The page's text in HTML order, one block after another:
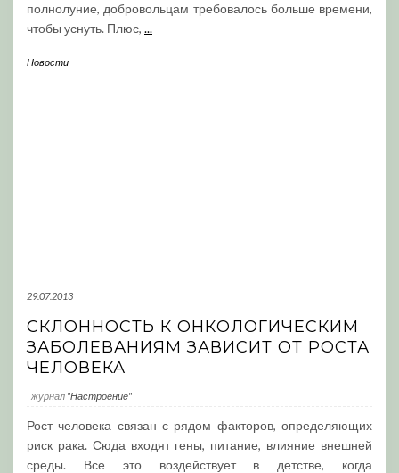
полнолуние, добровольцам требовалось больше времени,
чтобы уснуть. Плюс, ...
Новости
29.07.2013
СКЛОННОСТЬ К ОНКОЛОГИЧЕСКИМ
ЗАБОЛЕВАНИЯМ ЗАВИСИТ ОТ РОСТА
ЧЕЛОВЕКА
журнал "Настроение"
Рост человека связан с рядом факторов, определяющих
риск рака. Сюда входят гены, питание, влияние внешней
среды. Все это воздействует в детстве, когда